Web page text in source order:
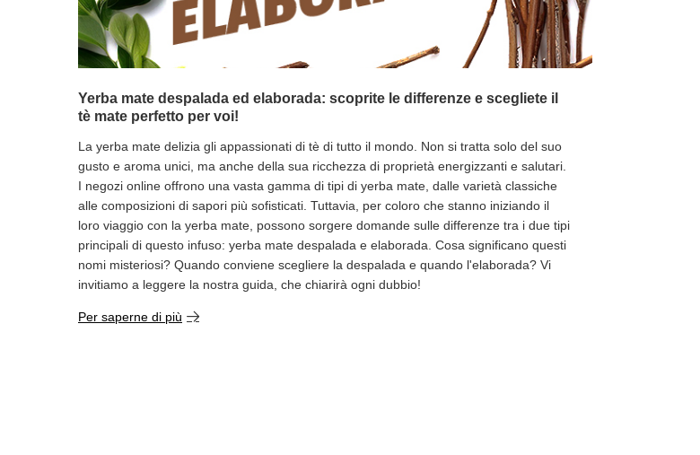
Yerba mate despalada ed elaborada: scoprite le differenze e scegliete il
tè mate perfetto per voi!
La yerba mate delizia gli appassionati di tè di tutto il mondo. Non si tratta solo del suo
gusto e aroma unici, ma anche della sua ricchezza di proprietà energizzanti e salutari.
I negozi online offrono una vasta gamma di tipi di yerba mate, dalle varietà classiche
alle composizioni di sapori più sofisticati. Tuttavia, per coloro che stanno iniziando il
loro viaggio con la yerba mate, possono sorgere domande sulle differenze tra i due tipi
principali di questo infuso: yerba mate despalada e elaborada. Cosa significano questi
nomi misteriosi? Quando conviene scegliere la despalada e quando l'elaborada? Vi
invitiamo a leggere la nostra guida, che chiarirà ogni dubbio!
Per saperne di più